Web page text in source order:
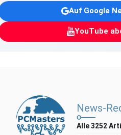
Auf Google
YouTube
News-
Alle 3252